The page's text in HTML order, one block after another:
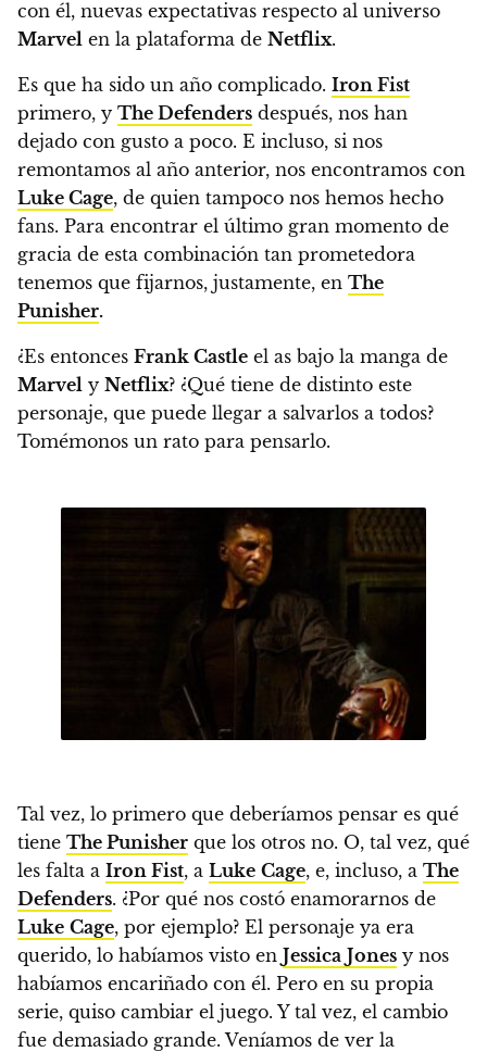
con él, nuevas expectativas respecto al universo
Marvel en la plataforma de Netflix.
Es que ha sido un año complicado. Iron Fist
primero, y The Defenders después, nos han
dejado con gusto a poco. E incluso, si nos
remontamos al año anterior, nos encontramos con
Luke Cage, de quien tampoco nos hemos hecho
fans. Para encontrar el último gran momento de
gracia de esta combinación tan prometedora
tenemos que fijarnos, justamente, en The
Punisher.
¿Es entonces Frank Castle el as bajo la manga de
Marvel y Netflix? ¿Qué tiene de distinto este
personaje, que puede llegar a salvarlos a todos?
Tomémonos un rato para pensarlo.
Tal vez, lo primero que deberíamos pensar es qué
tiene The Punisher que los otros no. O, tal vez, qué
les falta a Iron Fist, a Luke Cage, e, incluso, a The
Defenders. ¿Por qué nos costó enamorarnos de
Luke Cage, por ejemplo? El personaje ya era
querido, lo habíamos visto en Jessica Jones y nos
habíamos encariñado con él. Pero en su propia
serie, quiso cambiar el juego. Y tal vez, el cambio
fue demasiado grande.Veníamos de ver la